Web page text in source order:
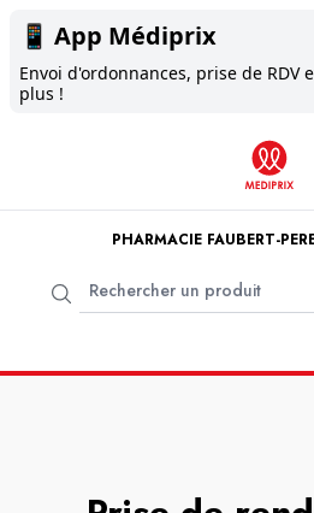
📱 App Médiprix
Envoi d'ordonnances, prise de RDV
plus !
PHARMACIE FAUBERT-